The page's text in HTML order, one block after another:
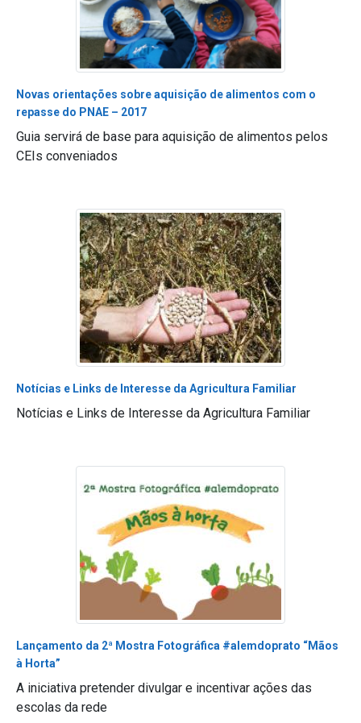
Novas orientações sobre aquisição de alimentos com o
repasse do PNAE – 2017
Guia servirá de base para aquisição de alimentos pelos
CEIs conveniados
Notícias e Links de Interesse da Agricultura Familiar
Notícias e Links de Interesse da Agricultura Familiar
Lançamento da 2ª Mostra Fotográfica #alemdoprato “Mãos
à Horta”
A iniciativa pretender divulgar e incentivar ações das
escolas da rede